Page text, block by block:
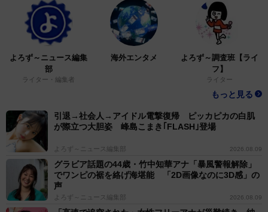
よろず～ニュース編集
部
ライター・編集者
海外エンタメ
よろず～調査班【ライ
フ】
ライター
もっと見る
引退→社会人→アイドル電撃復帰 ピッカピカの白肌
が際立つ大胆姿 峰島こまき｢FLASH｣登場
よろず～ニュース編集部 2026.08.09
グラビア話題の44歳・竹中知華アナ「暴風警報解除」
でワンピの裾を絡げ海堪能 「2D画像なのに3D感」の
声
よろず～ニュース編集部 2026.08.09